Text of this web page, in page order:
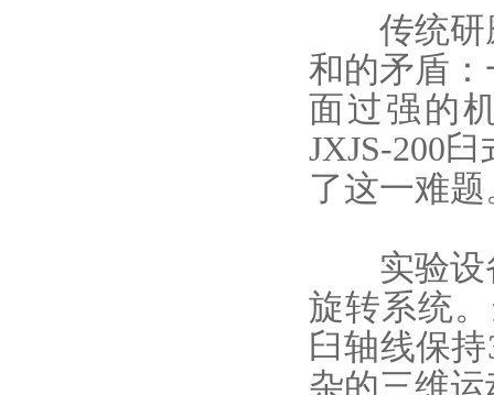
传统研磨
和的矛盾
面过强的
JXJS-200臼
了这一难题
实验设备
旋转系统
臼轴线保
杂的三维